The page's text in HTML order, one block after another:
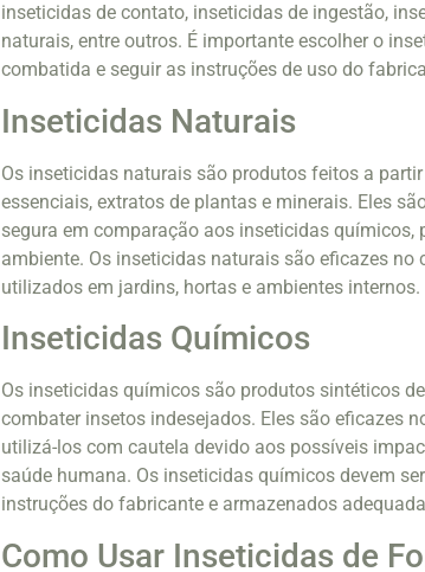
inseticidas de contato, inseticidas de ingestão,
naturais, entre outros. É importante escolher o
combatida e seguir as instruções de uso do
Inseticidas Naturais
Os inseticidas naturais são produtos feitos a
essenciais, extratos de plantas e minerais. Eles
segura em comparação aos inseticidas
ambiente. Os inseticidas naturais são eficazes no
utilizados em jardins, hortas e ambientes internos.
Inseticidas Químicos
Os inseticidas químicos são produtos sintéticos
combater insetos indesejados. Eles são eficazes
utilizá-los com cautela devido aos possíveis
saúde humana. Os inseticidas químicos devem
instruções do fabricante e armazenados
Como Usar Inseticidas de